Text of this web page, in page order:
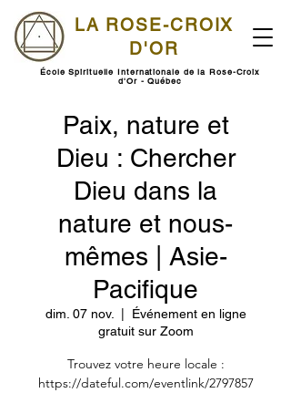
LA ROSE-CROIX
D'OR
École Spirituelle Internationale de la Rose-Croix
d'Or - Québec
Paix, nature et
Dieu : Chercher
Dieu dans la
nature et nous-
mêmes | Asie-
Pacifique
dim. 07 nov.
Événement en ligne
gratuit sur Zoom
Trouvez votre heure locale :
https://dateful.com/eventlink/2797857